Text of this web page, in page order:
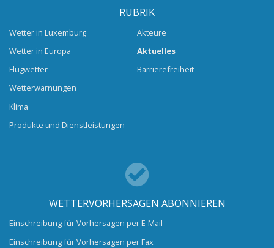
RUBRIK
Wetter in Luxemburg
Wetter in Europa
Flugwetter
Wetterwarnungen
Klima
Produkte und Dienstleistungen
Akteure
Aktuelles
Barrierefreiheit
WETTERVORHERSAGEN ABONNIEREN
Einschreibung für Vorhersagen per E-Mail
Einschreibung für Vorhersagen per Fax